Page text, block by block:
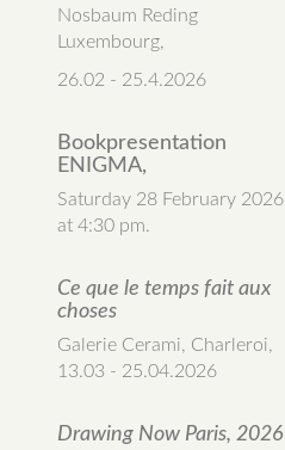
Nosbaum Reding
Luxembourg,
26.02 - 25.4.2026
Bookpresentation
ENIGMA,
Saturday 28 February 2026
at 4:30 pm.
Ce que le temps fait aux
choses
Galerie Cerami, Charleroi,
13.03 - 25.04.2026
Drawing Now Paris, 2026